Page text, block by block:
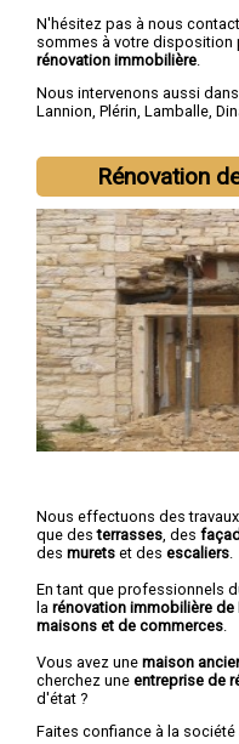
N'hésitez pas à nous
sommes à votre disposition
rénovation immobilière
Nous intervenons aussi
Lannion, Plérin, Lamballe,
Rénovation
Nous effectuons des
que desterrasses , des
des murets et des escaliers
En tant que professionnels
la rénovation immobilière
maisons et de commerces
Vous avez une maison
cherchez une entreprise de
d'état ?
Faites confiance à la société